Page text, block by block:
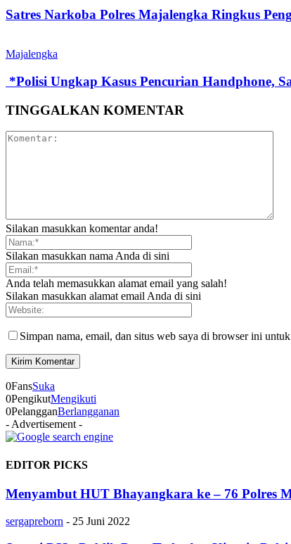
Satres Narkoba Polres Majalengka Ringkus
Majalengka
‎*Polisi Ungkap Kasus Pencurian Handphone,
TINGGALKAN KOMENTAR
Silakan masukkan komentar anda!
Silakan masukkan nama Anda di sini
Anda telah memasukkan alamat email yang salah!
Silakan masukkan alamat email Anda di sini
Simpan nama, email, dan situs web saya di browser ini
0FansSuka
0PengikutMengikuti
0PelangganBerlangganan
- Advertisement -
EDITOR PICKS
Menyambut HUT Bhayangkara ke – 76 Polres
sergapreborn - 25 Juni 2022